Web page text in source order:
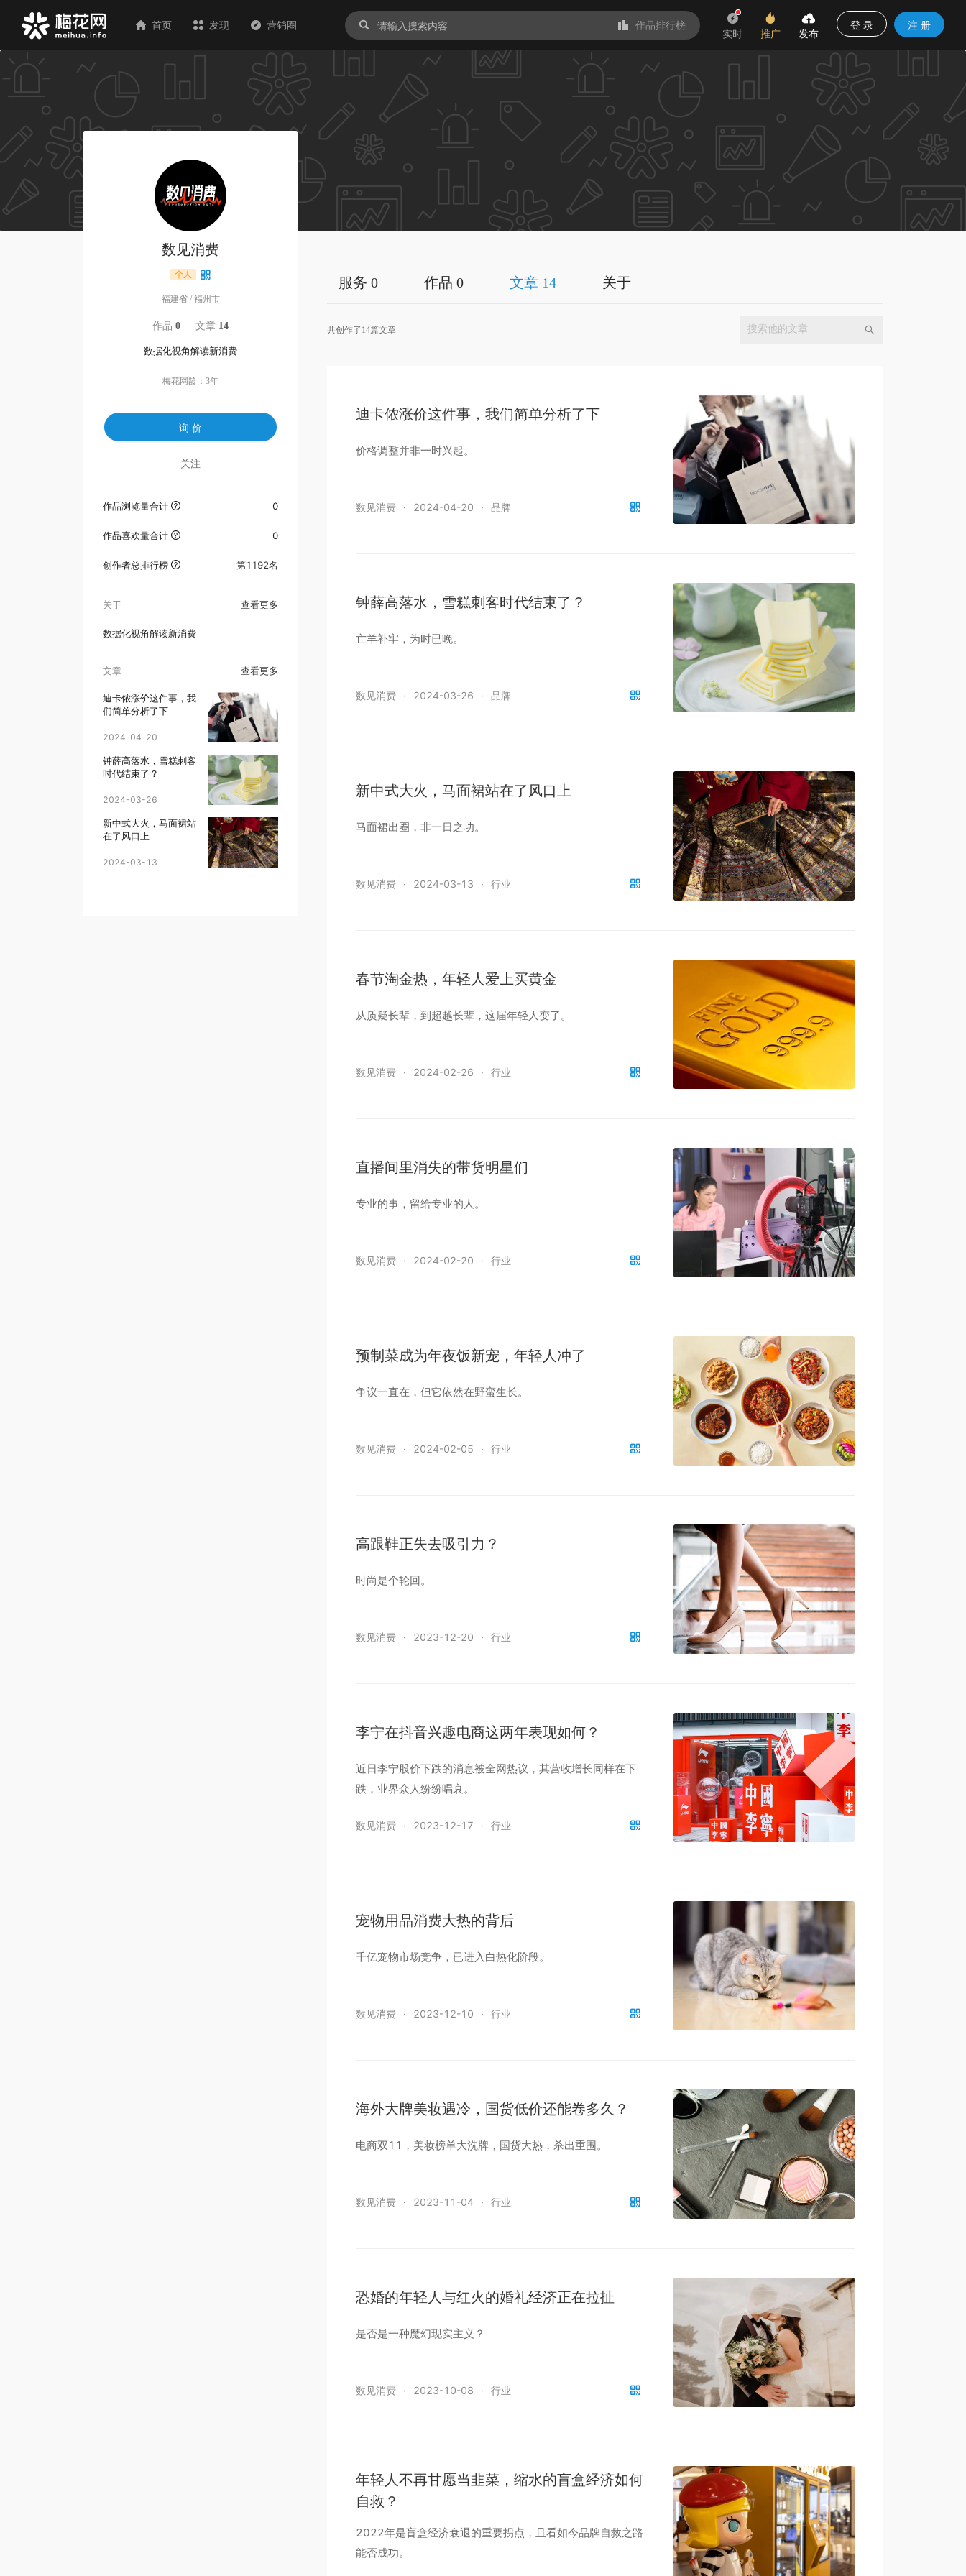
首页 发现 营销圈 作品排行榜
实时 推广 发布
登 录 注 册
数见消费
福建省/ 福州市
作品 0 | 文章 14
数据化视角解读新消费
梅花网龄： 3年
询 价
关注
作品浏览量合计 0
作品喜欢量合计 0
创作者总排行榜 第1192名
关于 查看更多
数据化视角解读新消费
文章 查看更多
迪卡侬涨价这件事，我
们简单分析了下
2024-04-20
钟薛高落水，雪糕刺客
时代结束了？
2024-03-26
新中式大火，马面裙站
在了风口上
2024-03-13
服务 0 作品 0 文章 14 关于
共创作了14篇文章
迪卡侬涨价这件事，我们简单分析了下
价格调整并非一时兴起。
数见消费 · 2024-04-20 · 品牌
钟薛高落水，雪糕刺客时代结束了？
亡羊补牢，为时已晚。
数见消费 · 2024-03-26 · 品牌
新中式大火，马面裙站在了风口上
马面裙出圈，非一日之功。
数见消费 · 2024-03-13 · 行业
春节淘金热，年轻人爱上买黄金
从质疑长辈，到超越长辈，这届年轻人变了。
数见消费 · 2024-02-26 · 行业
直播间里消失的带货明星们
专业的事，留给专业的人。
数见消费 · 2024-02-20 · 行业
预制菜成为年夜饭新宠，年轻人冲了
争议一直在，但它依然在野蛮生长。
数见消费 · 2024-02-05 · 行业
高跟鞋正失去吸引力？
时尚是个轮回。
数见消费 · 2023-12-20 · 行业
李宁在抖音兴趣电商这两年表现如何？
近日李宁股价下跌的消息被全网热议，其营收增长同样在下
跌，业界众人纷纷唱衰。
数见消费 · 2023-12-17 · 行业
宠物用品消费大热的背后
千亿宠物市场竞争，已进入白热化阶段。
数见消费 · 2023-12-10 · 行业
海外大牌美妆遇冷，国货低价还能卷多久？
电商双11，美妆榜单大洗牌，国货大热，杀出重围。
数见消费 · 2023-11-04 · 行业
恐婚的年轻人与红火的婚礼经济正在拉扯
是否是一种魔幻现实主义？
数见消费 · 2023-10-08 · 行业
年轻人不再甘愿当韭菜，缩水的盲盒经济如何
自救？
2022年是盲盒经济衰退的重要拐点，且看如今品牌自救之路
能否成功。